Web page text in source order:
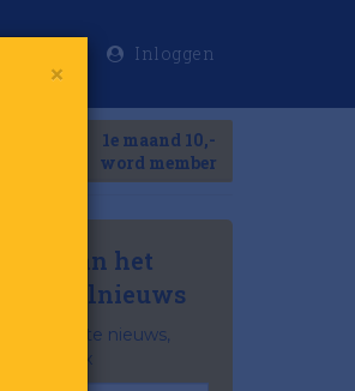
Inloggen
1e maand 10,-
word member
van het
retailnieuws
nieuws,
in je inbox
×